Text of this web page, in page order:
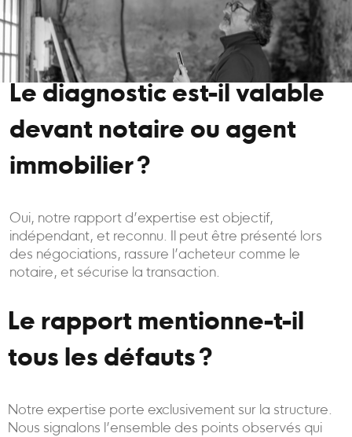
Le diagnostic est-il valable
devant notaire ou agent
immobilier ?
Oui, notre rapport d’expertise est objectif,
indépendant, et reconnu. Il peut être présenté lors
des négociations, rassure l’acheteur comme le
notaire, et sécurise la transaction.
Le rapport mentionne-t-il
tous les défauts ?
Notre expertise porte exclusivement sur la structure.
Nous signalons l’ensemble des points observés qui